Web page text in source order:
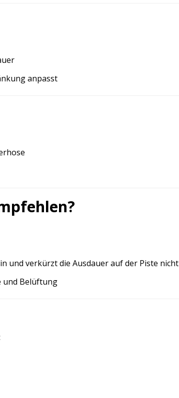
anpasst
und verkürzt die Ausdauer auf der Piste nicht
und Belüftung